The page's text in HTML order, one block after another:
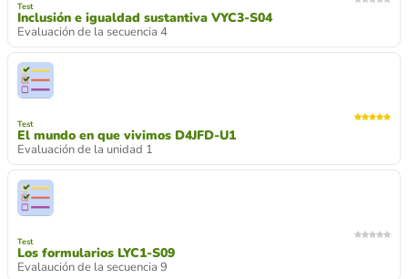
Test
Inclusión e igualdad sustantiva VYC3-S04
Evaluación de la secuencia 4
Test
El mundo en que vivimos D4JFD-U1
Evaluación de la unidad 1
Test
Los formularios LYC1-S09
Evalaución de la secuencia 9